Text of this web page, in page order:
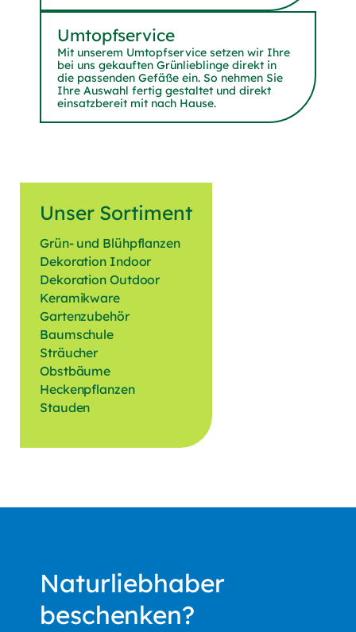
Umtopf­service
Mit unserem Umtopfservice setzen wir Ihre
bei uns gekauften Grünlieblinge direkt in
die passenden Gefäße ein. So nehmen Sie
Ihre Auswahl fertig gestaltet und direkt
einsatzbereit mit nach Hause.
Unser Sortiment
Grün- und Blühpflanzen
Dekoration Indoor
Dekoration Outdoor
Keramikware
Gartenzubehör
Baumschule
Sträucher
Obstbäume
Heckenpflanzen
Stauden
Naturliebhaber
beschenken?